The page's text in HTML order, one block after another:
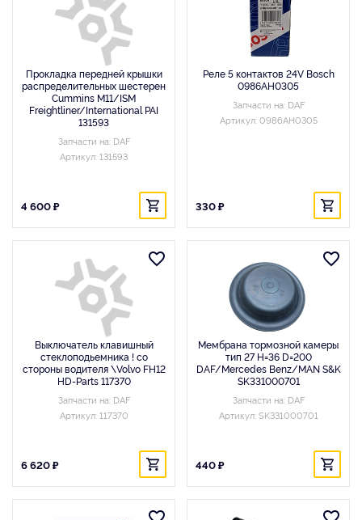
Прокладка передней крышки
распределительных шестерен
Cummins M11/ISM
Freightliner/International PAI
131593
Запчасти на: DAF
Артикул: 131593
4 600 ₽
Реле 5 контактов 24V Bosch
0986AH0305
Запчасти на: DAF
Артикул: 0986AH0305
330 ₽
Выключатель клавишный
стеклоподьемника ! со
стороны водителя \Volvo FH12
HD-Parts 117370
Запчасти на: DAF
Артикул: 117370
6 620 ₽
Мембрана тормозной камеры
тип 27 H=36 D=200
DAF/Mercedes Benz/MAN S&K
SK331000701
Запчасти на: DAF
Артикул: SK331000701
440 ₽